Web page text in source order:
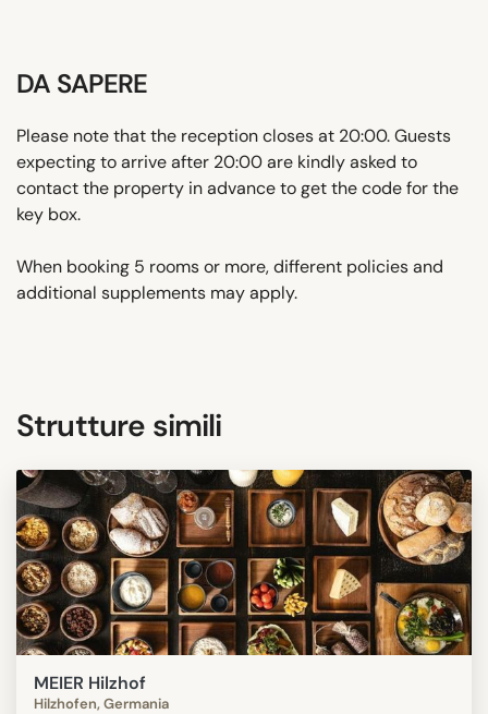
DA SAPERE
Please note that the reception closes at 20:00. Guests
expecting to arrive after 20:00 are kindly asked to
contact the property in advance to get the code for the
key box.
When booking 5 rooms or more, different policies and
additional supplements may apply.
Strutture simili
MEIER Hilzhof
Hilzhofen, Germania